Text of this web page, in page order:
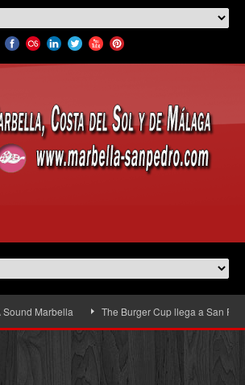
The Burger Cup llega a San Pedro Alcántara: la